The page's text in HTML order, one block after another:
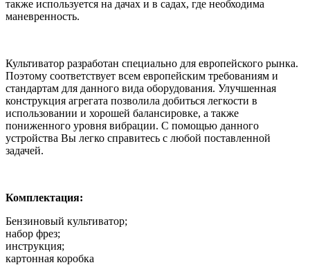
также используется на дачах и в садах, где необходима
маневренность.
Культиватор разработан специально для европейского рынка.
Поэтому соответствует всем европейским требованиям и
стандартам для данного вида оборудования. Улучшенная
конструкция агрегата позволила добиться легкости в
использовании и хорошей балансировке, а также
пониженного уровня вибрации. С помощью данного
устройства Вы легко справитесь с любой поставленной
задачей.
Комплектация:
Бензиновый культиватор;
набор фрез;
инструкция;
картонная коробка